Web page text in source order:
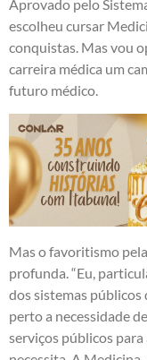
Aprovado pelo
escolheu cursar
conquistas. Mas vou
carreira médica um
futuro médico.
Mas o favoritismo
profunda. “Eu,
dos sistemas públicos
perto a necessidade
serviços públicos